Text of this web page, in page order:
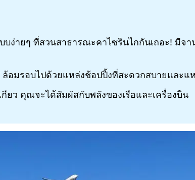
ง่ายๆ ที่สวนสาธารณะคาไซรินไกกันเถอะ! มีจา
อมรอบไปด้วยแหล่งช้อปปิ้งที่สะดวกสบายและแ
ยว คุณจะได้สัมผัสกับพลังของเรือและเครื่องบิน